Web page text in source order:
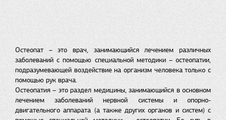
Остеопат – это врач, занимающийся лечением различных
заболеваний с помощью специальной методики – остеопатии,
подразумевающей воздействие на организм человека только с
помощью рук врача.
Остеопатия – это раздел медицины, занимающийся в основном
лечением заболеваний нервной системы и опорно-
двигательного аппарата (а также других органов и систем) с